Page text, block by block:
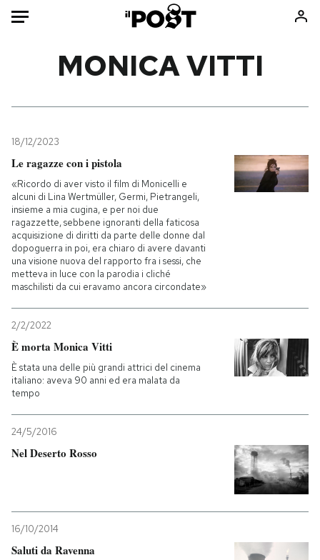
Mondo
Politica
Tecnologia
Internet
Scienza
Cultura
Economia
Sport
Consumismi
Storie/Idee
Ok Boomer!
Media
Europa
Altrecose
Mondiali calcio 2026
PODCAST
NEWSLETTER
CALENDARIO
MONICA VITTI
18/12/2023
Le ragazze con i pistola
«Ricordo di aver visto il film di Monicelli e
alcuni di Lina Wertmüller, Germi, Pietrangeli,
insieme a mia cugina, e per noi due
ragazzette, sebbene ignoranti della faticosa
acquisizione di diritti da parte delle donne dal
dopoguerra in poi, era chiaro di avere davanti
una visione nuova del rapporto fra i sessi, che
metteva in luce con la parodia i cliché
maschilisti da cui eravamo ancora circondate»
2/2/2022
È morta Monica Vitti
È stata una delle più grandi attrici del cinema
italiano: aveva 90 anni ed era malata da
tempo
24/5/2016
Nel Deserto Rosso
16/10/2014
Saluti da Ravenna